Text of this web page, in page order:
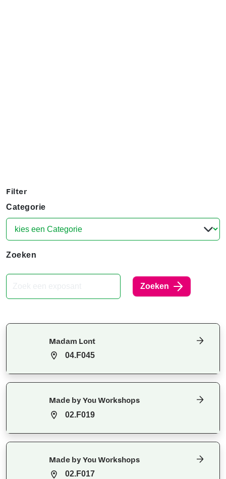
Filter
Categorie
Zoeken
Zoeken
Madam Lont
04.F045
Made by You Workshops
02.F019
Made by You Workshops
02.F017